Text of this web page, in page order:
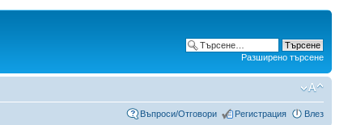
Разширено търсене
Въпроси/Отговори Регистрация Влез